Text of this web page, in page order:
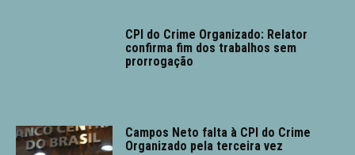
CPI do Crime Organizado: Relator
confirma fim dos trabalhos sem
prorrogação
Campos Neto falta à CPI do Crime
Organizado pela terceira vez